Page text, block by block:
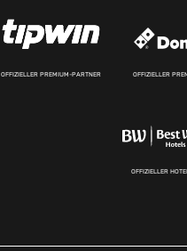
OFFIZIELLER PREMIUM-PARTNER OFFIZIELLER
OFFIZIELLER